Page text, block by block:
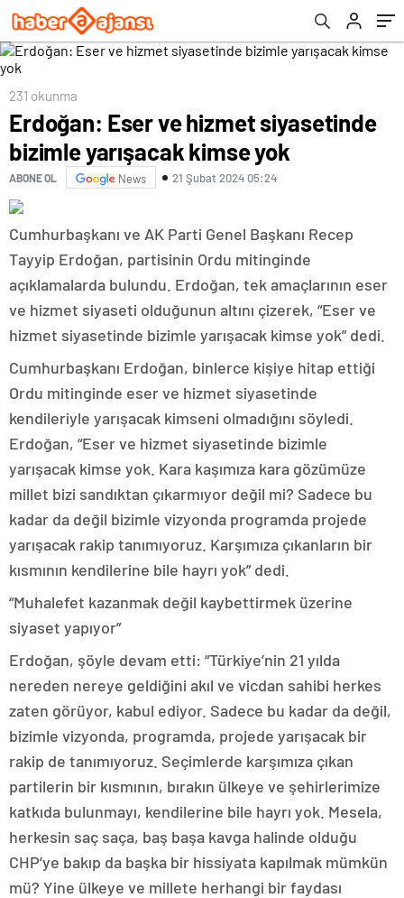
231 okunma
Erdoğan: Eser ve hizmet siyasetinde
bizimle yarışacak kimse yok
ABONE OL News 21 Şubat 2024 05:24
Cumhurbaşkanı ve AK Parti Genel Başkanı Recep
Tayyip Erdoğan, partisinin Ordu mitinginde
açıklamalarda bulundu. Erdoğan, tek amaçlarının eser
ve hizmet siyaseti olduğunun altını çizerek, “Eser ve
hizmet siyasetinde bizimle yarışacak kimse yok” dedi.
Cumhurbaşkanı Erdoğan, binlerce kişiye hitap ettiği
Ordu mitinginde eser ve hizmet siyasetinde
kendileriyle yarışacak kimseni olmadığını söyledi.
Erdoğan, “Eser ve hizmet siyasetinde bizimle
yarışacak kimse yok. Kara kaşımıza kara gözümüze
millet bizi sandıktan çıkarmıyor değil mi? Sadece bu
kadar da değil bizimle vizyonda programda projede
yarışacak rakip tanımıyoruz. Karşımıza çıkanların bir
kısmının kendilerine bile hayrı yok” dedi.
“Muhalefet kazanmak değil kaybettirmek üzerine
siyaset yapıyor”
Erdoğan, şöyle devam etti: “Türkiye’nin 21 yılda
nereden nereye geldiğini akıl ve vicdan sahibi herkes
zaten görüyor, kabul ediyor. Sadece bu kadar da değil,
bizimle vizyonda, programda, projede yarışacak bir
rakip de tanımıyoruz. Seçimlerde karşımıza çıkan
partilerin bir kısmının, bırakın ülkeye ve şehirlerimize
katkıda bulunmayı, kendilerine bile hayrı yok. Mesela,
herkesin saç saça, baş başa kavga halinde olduğu
CHP’ye bakıp da başka bir hissiyata kapılmak mümkün
mü? Yine ülkeye ve millete herhangi bir faydası